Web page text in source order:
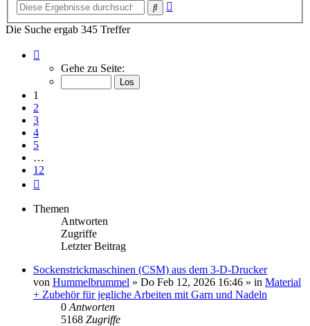
Suche
Die Suche ergab 345 Treffer
von
Gehe zu Seite:
1
2
3
4
5
…
12
Themen
Antworten
Zugriffe
Letzter Beitrag
Sockenstrickmaschinen (CSM) aus dem 3-D-Drucker
von Hummelbrummel » Do Feb 12, 2026 16:46 » in Material
+ Zubehör für jegliche Arbeiten mit Garn und Nadeln
0 Antworten
5168 Zugriffe